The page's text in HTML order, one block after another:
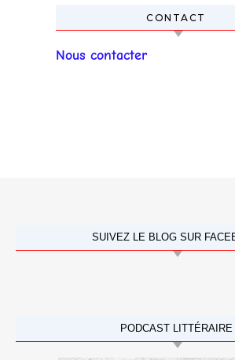
CONTACT
Nous contacter
SUIVEZ LE BLOG SUR
PODCAST LITTÉRAIRE